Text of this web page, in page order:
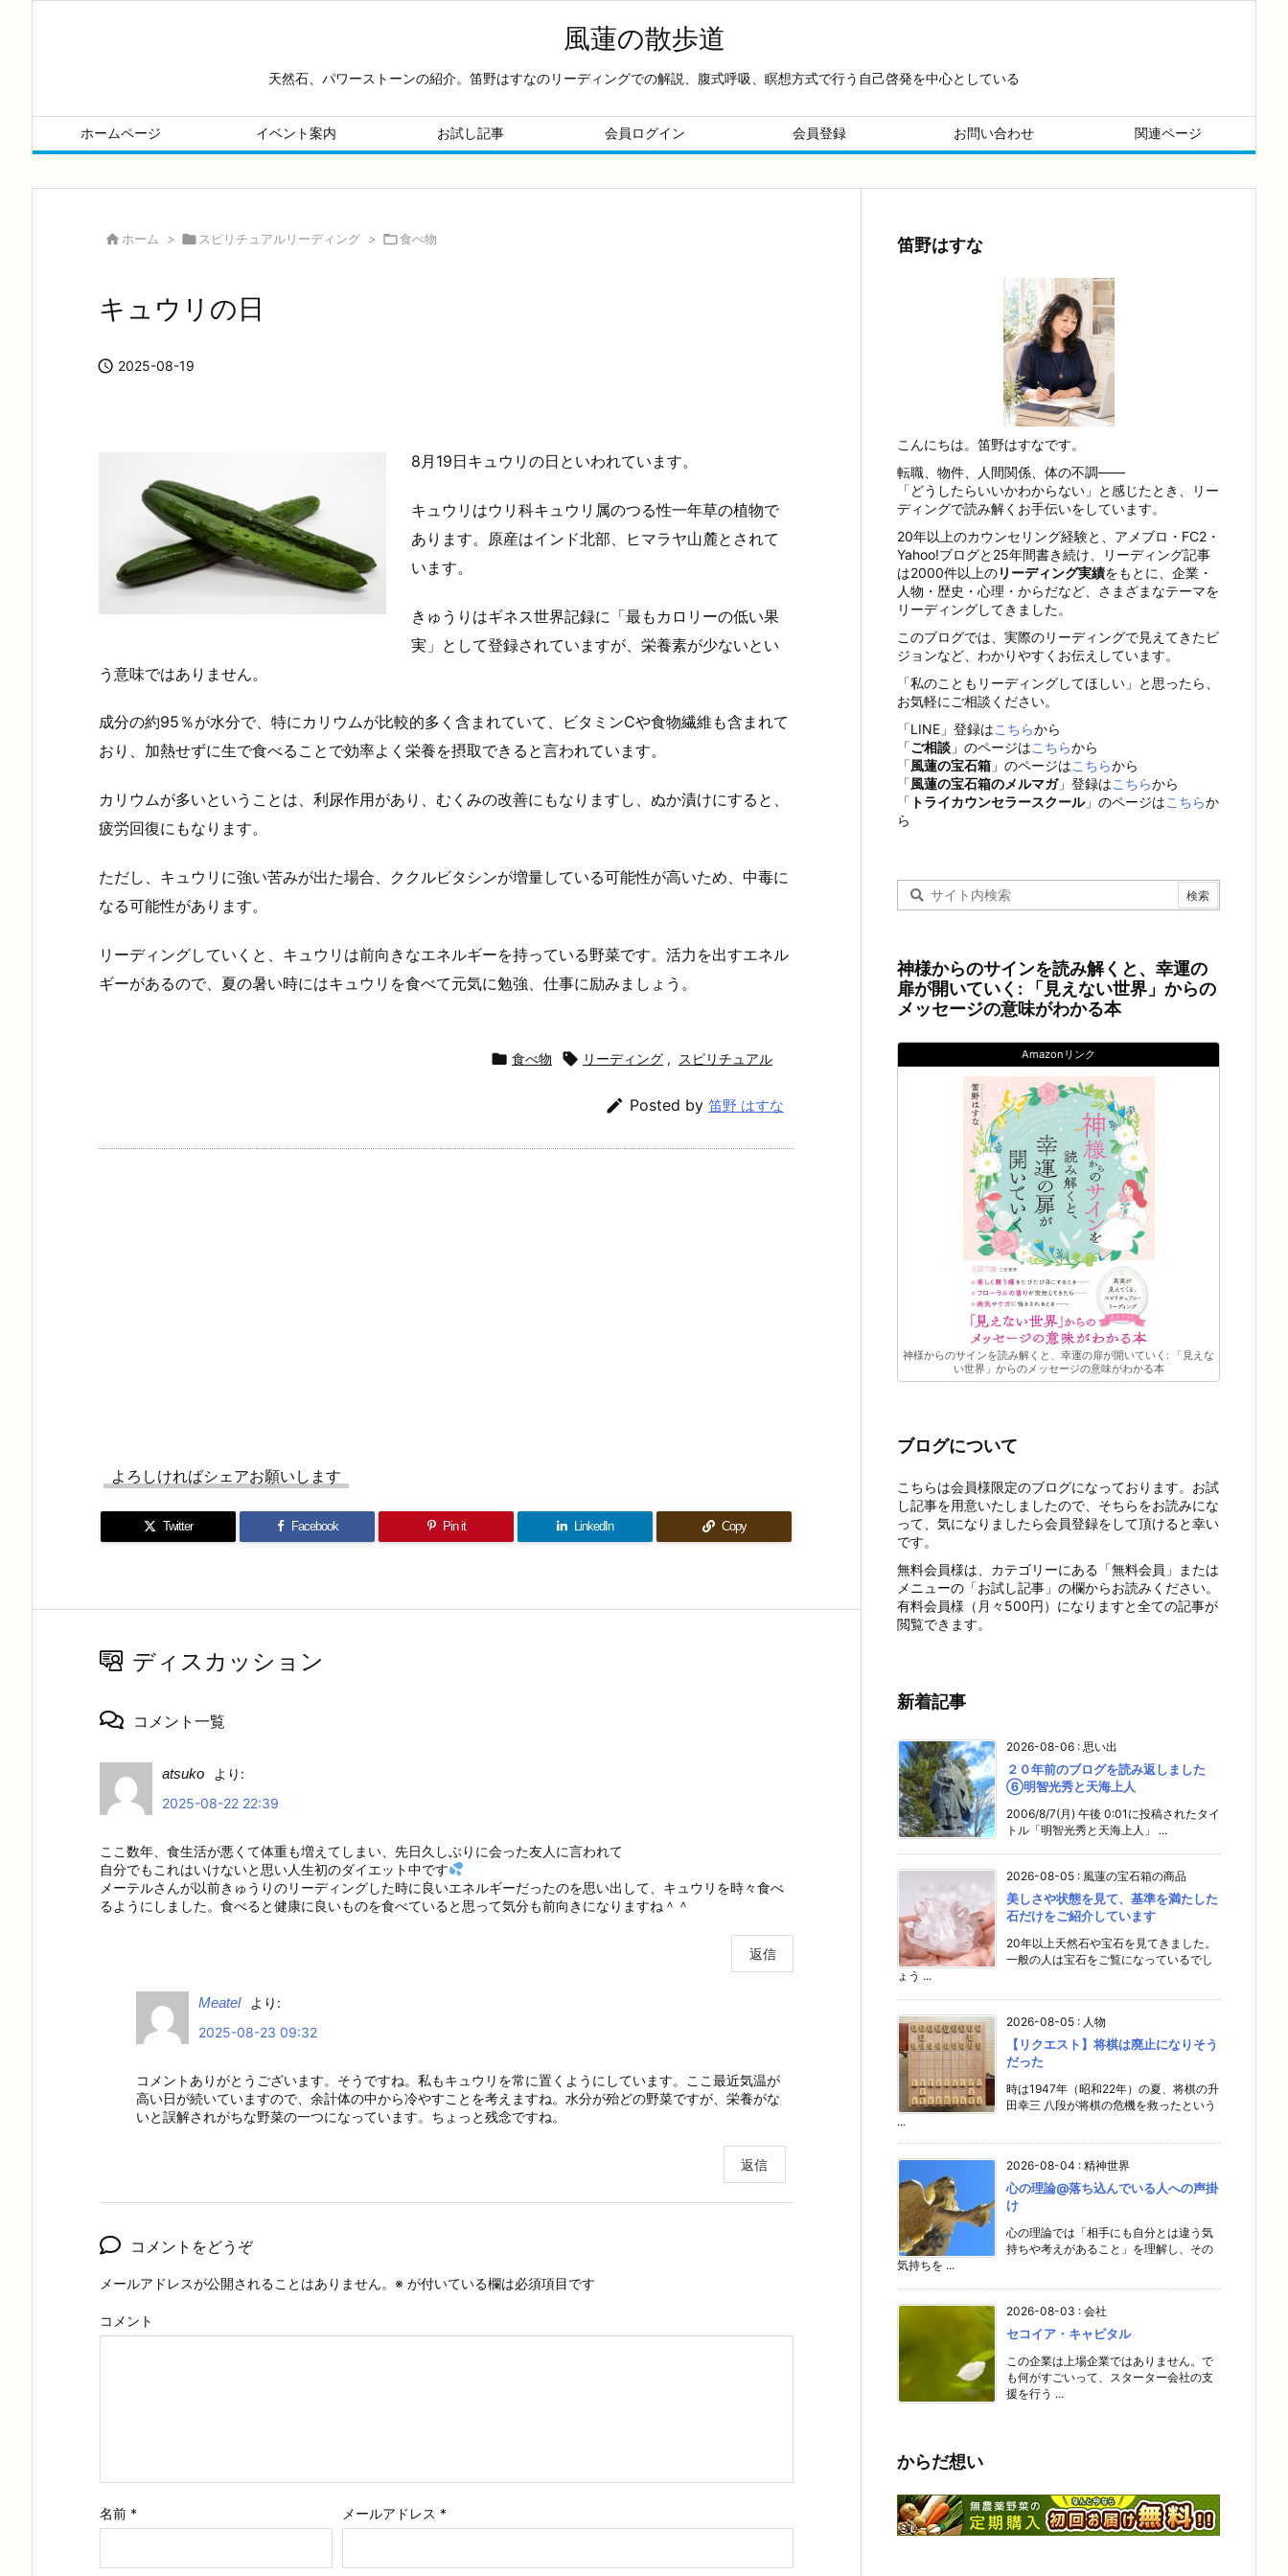
風蓮の散歩道
天然石、パワーストーンの紹介。笛野はすなのリーディングでの解説、腹式呼吸、瞑想方式で行う自己啓発を中心としている
ホームページ イベント案内 お試し記事 会員ログイン 会員登録 お問い合わせ 関連ページ
 ホーム >  スピリチュアルリーディング > 食べ物
キュウリの日
 2025-08-19
8月19日キュウリの日といわれています。
キュウリはウリ科キュウリ属のつる性一年草の植物で
あります。原産はインド北部、ヒマラヤ山麓とされて
います。
きゅうりはギネス世界記録に「最もカロリーの低い果
実」として登録されていますが、栄養素が少ないとい
う意味ではありません。
成分の約95％が水分で、特にカリウムが比較的多く含まれていて、
ビタミンCや食物繊維も含まれて
おり、加熱せずに生で食べることで効率よく栄養を摂取できると言われています。
カリウムが多いということは、利尿作用があり、むくみの改善にもなりますし、ぬか漬けにすると、
疲労回復にもなります。
ただし、キュウリに強い苦みが出た場合、ククルビタシンが増量している可能性が高いため、中毒に
なる可能性があります。
リーディングしていくと、キュウリは前向きなエネルギーを持っている野菜です。活力を出すエネル
ギーがあるので、夏の暑い時にはキュウリを食べて元気に勉強、仕事に励みましょう。
 食べ物  リーディング , スピリチュアル
 Posted by 笛野 はすな
よろしければシェアお願いします
Twitter Facebook Pin it LinkedIn Copy
ディスカッション
コメント一覧
atsuko
より:
2025-08-22 22:39
ここ数年、食生活が悪くて体重も増えてしまい、先日久しぶりに会った友人に言われて
自分でもこれはいけないと思い人生初のダイエット中です
メーテルさんが以前きゅうりのリーディングした時に良いエネルギーだったのを思い出して、キュウリを時々食べ
るようにしました。食べると健康に良いものを食べていると思って気分も前向きになりますね＾＾
返信
Meatel
より:
2025-08-23 09:32
コメントありがとうございます。そうですね。私もキュウリを常に置くようにしています。ここ最近気温が
高い日が続いていますので、余計体の中から冷やすことを考えますね。水分が殆どの野菜ですが、栄養がな
いと誤解されがちな野菜の一つになっています。ちょっと残念ですね。
返信
コメントをどうぞ
メールアドレスが公開されることはありません。 ※ が付いている欄は必須項目です
コメント
名前 * メールアドレス *
笛野はすな
こんにちは。笛野はすなです。
転職、物件、人間関係、体の不調——
「どうしたらいいかわからない」と感じたとき、リー
ディングで読み解くお手伝いをしています。
20年以上のカウンセリング経験と、アメブロ・FC2・
Yahoo!ブログと25年間書き続け、リーディング記事
は2000件以上のリーディング実績をもとに、企業・
人物・歴史・心理・からだなど、さまざまなテーマを
リーディングしてきました。
このブログでは、実際のリーディングで見えてきたビ
ジョンなど、わかりやすくお伝えしています。
「私のこともリーディングしてほしい」と思ったら、
お気軽にご相談ください。
「LINE」登録はこちらから
「ご相談 」のページはこちらから
「風蓮の宝石箱 」のページはこちらから
「風蓮の宝石箱のメルマガ」登録はこちらから
「 トライカウンセラースクール」のページはこちらか
ら
神様からのサインを読み解くと、幸運の
扉が開いていく: 「見えない世界」からの
メッセージの意味がわかる本
Amazonリンク
神様からのサインを読み解くと、幸運の扉が開いていく: 「見えな
い世界」からのメッセージの意味がわかる本
ブログについて
こちらは会員様限定のブログになっております。お試
し記事を用意いたしましたので、そちらをお読みにな
って、気になりましたら会員登録をして頂けると幸い
です。
無料会員様は、カテゴリーにある「無料会員」または
メニューの「お試し記事」の欄からお読みください。
有料会員様（月々500円）になりますと全ての記事が
閲覧できます。
新着記事
2026-08-06 : 思い出
２０年前のブログを読み返しました
⑥明智光秀と天海上人
2006/8/7(月) 午後 0:01に投稿されたタイ
トル「明智光秀と天海上人」 ...
2026-08-05 : 風蓮の宝石箱の商品
美しさや状態を見て、基準を満たした
石だけをご紹介しています
20年以上天然石や宝石を見てきました。
一般の人は宝石をご覧になっているでし
ょう ...
2026-08-05 : 人物
【リクエスト】将棋は廃止になりそう
だった
時は1947年（昭和22年）の夏、将棋の升
田幸三 八段が将棋の危機を救ったという
...
2026-08-04 : 精神世界
心の理論@落ち込んでいる人への声掛
け
心の理論では「相手にも自分とは違う気
持ちや考えがあること」を理解し、その
気持ちを ...
2026-08-03 : 会社
セコイア・キャピタル
この企業は上場企業ではありません。で
も何がすごいって、スターター会社の支
援を行う ...
からだ想い